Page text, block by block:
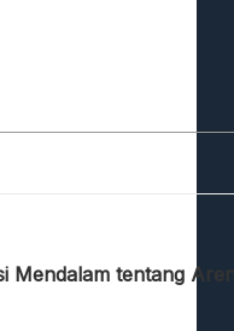
Mendalam tentang